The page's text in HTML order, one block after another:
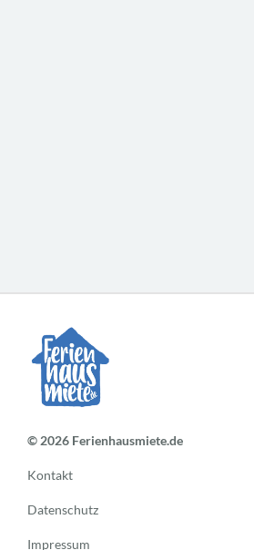
© 2026 Ferienhausmiete.de
Kontakt
Datenschutz
Impressum